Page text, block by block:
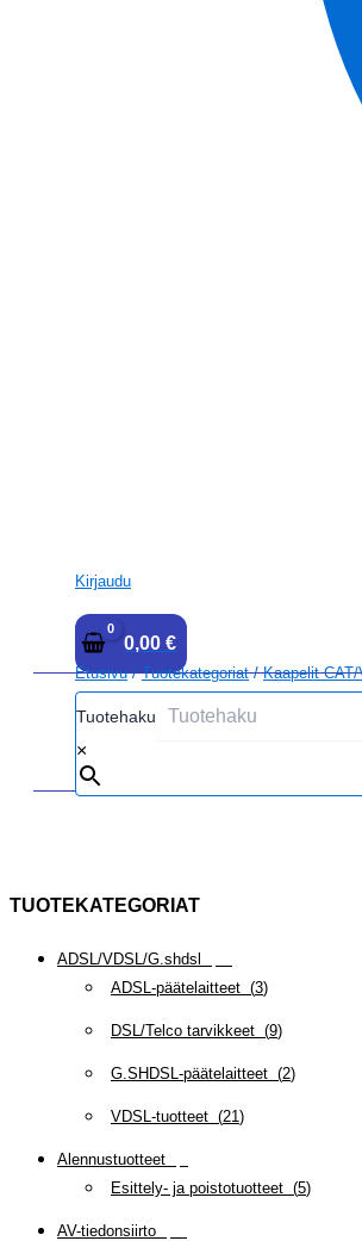
Kirjaudu
0,00€
Etusivu/Tuotekategoriat/Kaapelit
Tuotehaku
×
TUOTEKATEGORIAT
ADSL/VDSL/G.shdsl
ADSL-päätelaitteet (3)
DSL/Telco tarvikkeet (9)
G.SHDSL-päätelaitteet (2)
VDSL-tuotteet (21)
Alennustuotteet
Esittely- ja poistotuotteet (5)
AV-tiedonsiirto